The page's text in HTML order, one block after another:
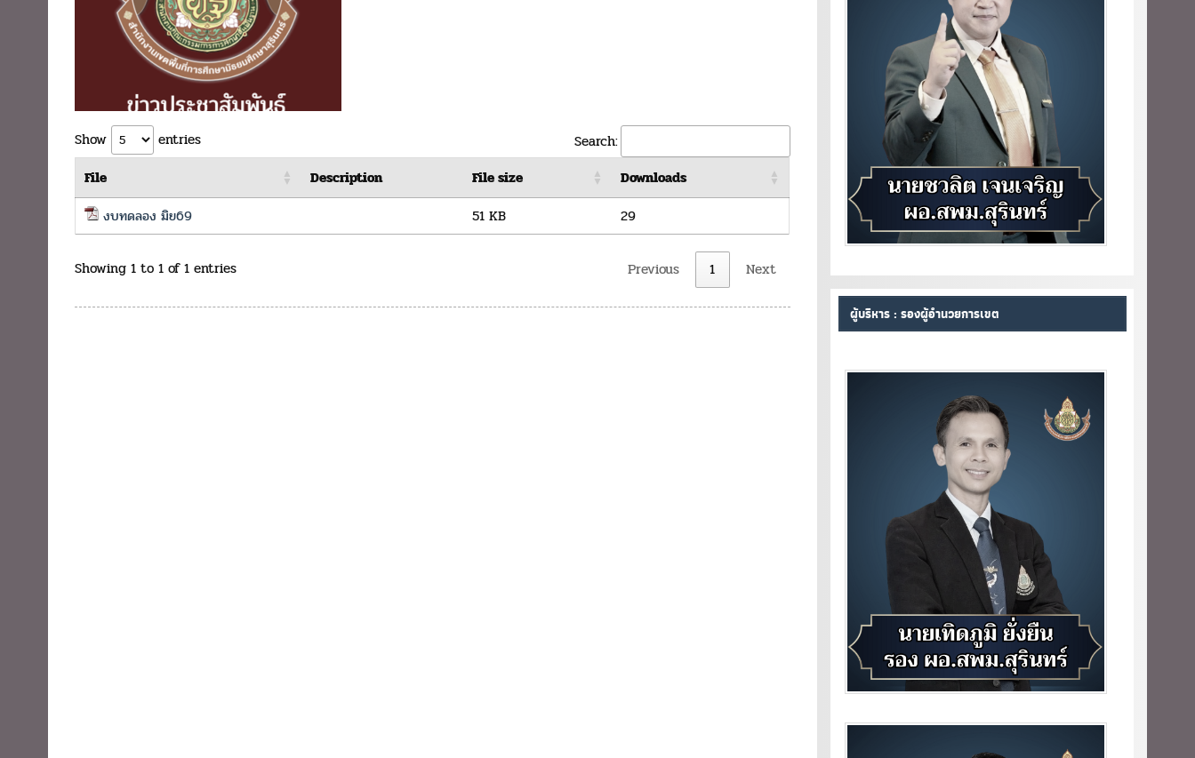
Show entries
Search:
File
Description File size
Downloads
งบทดลอง มิย69
51 KB 29
Showing 1 to 1 of 1 entries Previous 1 Next
ผู้บริหาร : รองผู้อำนวยการเขต